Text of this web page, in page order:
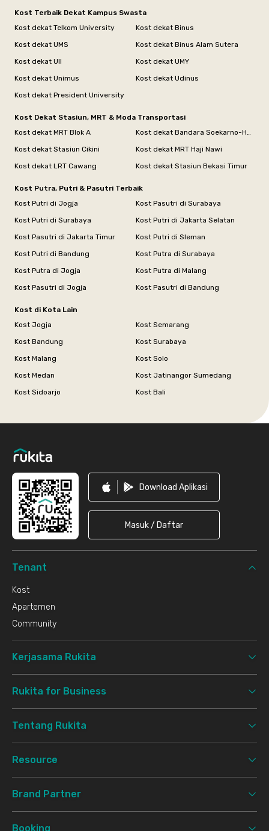
Kost Terbaik Dekat Kampus Swasta
Kost dekat Telkom University
Kost dekat Binus
Kost dekat UMS
Kost dekat Binus Alam Sutera
Kost dekat UII
Kost dekat UMY
Kost dekat Unimus
Kost dekat Udinus
Kost dekat President University
Kost Dekat Stasiun, MRT & Moda Transportasi
Kost dekat MRT Blok A
Kost dekat Bandara Soekarno-Hatta
Kost dekat Stasiun Cikini
Kost dekat MRT Haji Nawi
Kost dekat LRT Cawang
Kost dekat Stasiun Bekasi Timur
Kost Putra, Putri & Pasutri Terbaik
Kost Putri di Jogja
Kost Pasutri di Surabaya
Kost Putri di Surabaya
Kost Putri di Jakarta Selatan
Kost Pasutri di Jakarta Timur
Kost Putri di Sleman
Kost Putri di Bandung
Kost Putra di Surabaya
Kost Putra di Jogja
Kost Putra di Malang
Kost Pasutri di Jogja
Kost Pasutri di Bandung
Kost di Kota Lain
Kost Jogja
Kost Semarang
Kost Bandung
Kost Surabaya
Kost Malang
Kost Solo
Kost Medan
Kost Jatinangor Sumedang
Kost Sidoarjo
Kost Bali
Download Aplikasi
Masuk / Daftar
Tenant
Kost
Apartemen
Community
Kerjasama Rukita
Rukita for Business
Tentang Rukita
Resource
Brand Partner
Booking